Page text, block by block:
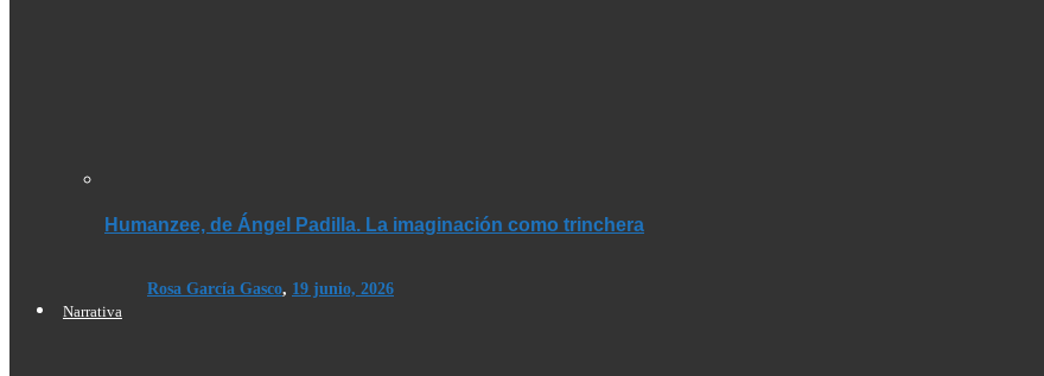
Humanzee, de Ángel Padilla. La imaginación como trinchera
Rosa García Gasco, 19 junio, 2026
Narrativa